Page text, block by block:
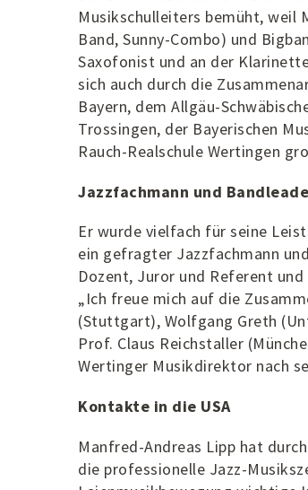
Musikschulleiters bemüht, weil
Band, Sunny-Combo) und
Saxofonist und an der
sich auch durch die
Bayern, dem Allgäu-
Trossingen, der Bayerischen
Rauch-Realschule Wertingen
Jazzfachmann und
Er wurde vielfach für seine
ein gefragter Jazzfachmann
Dozent, Juror und Referent
„Ich freue mich auf die
(Stuttgart), Wolfgang Greth
Prof. Claus Reichstaller
Wertinger Musikdirektor nach
Kontakte in die USA
Manfred-Andreas Lipp hat
die professionelle Jazz-